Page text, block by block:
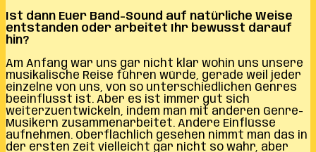
Ist dann Euer Band-Sound auf natürliche Weise
entstanden oder arbeitet Ihr bewusst darauf
hin?
Am Anfang war uns gar nicht klar wohin uns unsere
musikalische Reise führen würde, gerade weil jeder
einzelne von uns, von so unterschiedlichen Genres
beeinflusst ist. Aber es ist immer gut sich
weiterzuentwickeln, indem man mit anderen Genre-
Musikern zusammenarbeitet. Andere Einflüsse
aufnehmen. Oberflächlich gesehen nimmt man das in
der ersten Zeit vielleicht gar nicht so wahr, aber